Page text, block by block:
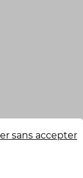
sans accepter